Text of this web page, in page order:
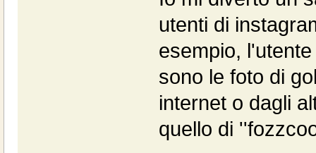
utenti di
esempio,
sono le foto di
internet o dagli
quello di